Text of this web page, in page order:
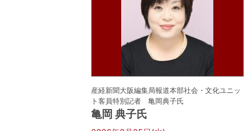
産経新聞大阪編集局報道本部社会・文化ユニッ
ト客員特別記者 亀岡典子氏
亀岡 典子氏